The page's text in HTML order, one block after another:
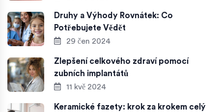
Druhy a Výhody Rovnátek: Co
Potřebujete Vědět
29 čen 2024
Zlepšení celkového zdraví pomocí
zubních implantátů
11 kvě 2024
Keramické fazety: krok za krokem celý